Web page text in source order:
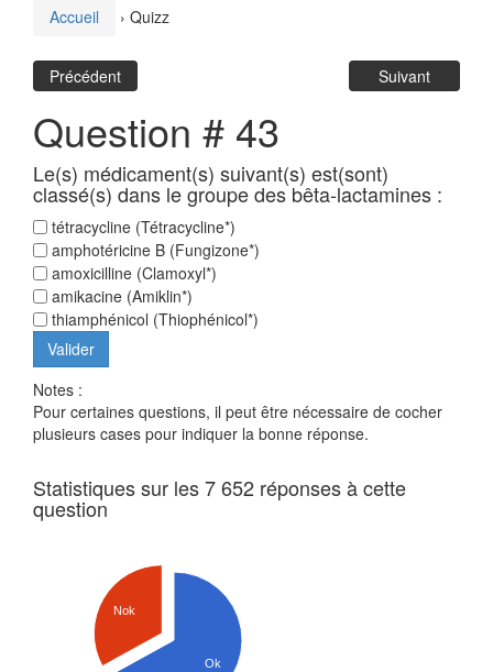
Accueil › Quizz
Précédent Suivant
Question # 43
Le(s) médicament(s) suivant(s) est(sont)
classé(s) dans le groupe des bêta-lactamines :
tétracycline (Tétracycline*)
amphotéricine B (Fungizone*)
amoxicilline (Clamoxyl*)
amikacine (Amiklin*)
thiamphénicol (Thiophénicol*)
Notes :
Pour certaines questions, il peut être nécessaire de cocher
plusieurs cases pour indiquer la bonne réponse.
Statistiques sur les 7 652 réponses à cette
question
Nok
Ok